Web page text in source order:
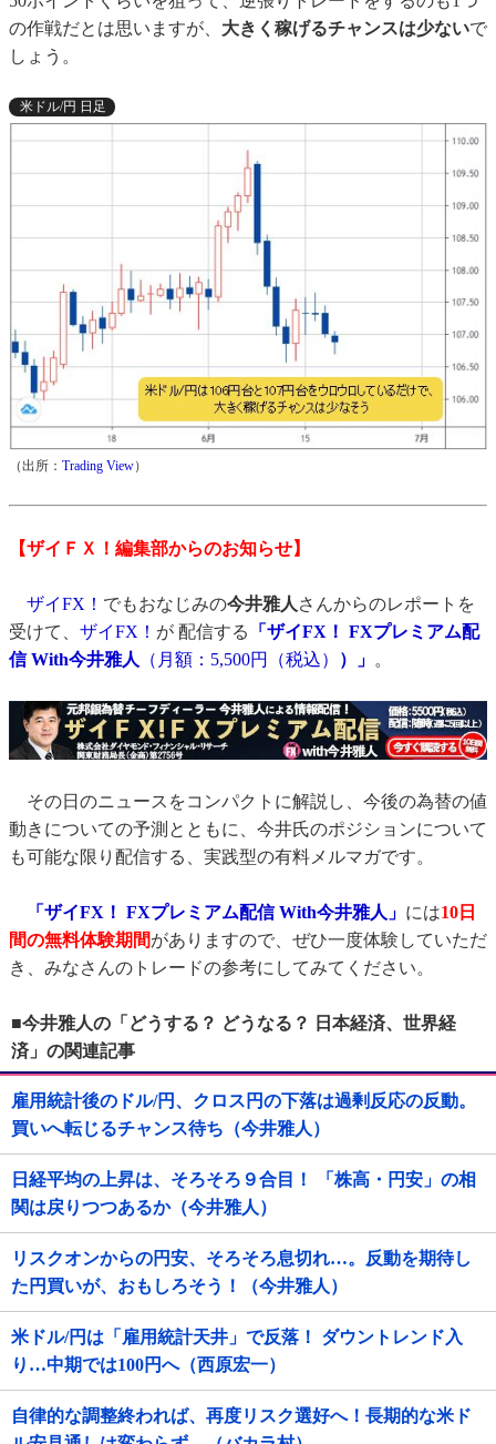
の作戦だとは思いますが、 大きく稼げるチャンスは少ないで
しょう。
米ドル/円 日足
（出所： Trading View）
【ザイＦＸ！編集部からのお知らせ】
ザイFX！ でもおなじみの今井雅人 さんからのレポートを
受けて、 ザイFX！ が 配信する
「ザイFX！ FXプレミアム配
信 With今井雅人
（月額：5,500円（税込） ）」 。
その日のニュースをコンパクトに解説し、今後の為替の値
動きについての予測とともに、今井氏のポジションについて
も可能な限り配信する、実践型の有料メルマガです。
「ザイFX！ FXプレミアム配信 With今井雅人」 には10日
間の無料体験期間がありますので、ぜひ一度体験していただ
き、みなさんのトレードの参考にしてみてください。
■今井雅人の「どうする？ どうなる？ 日本経済、世界経
済」の関連記事
雇用統計後のドル/円、クロス円の下落は過剰反応の反動。
買いへ転じるチャンス待ち（今井雅人）
日経平均の上昇は、そろそろ９合目！ 「株高・円安」の相
関は戻りつつあるか（今井雅人）
リスクオンからの円安、そろそろ息切れ…。反動を期待し
た円買いが、おもしろそう！（今井雅人）
米ドル/円は「雇用統計天井」で反落！ ダウントレンド入
り…中期では100円へ（西原宏一）
自律的な調整終われば、再度リスク選好へ！長期的な米ド